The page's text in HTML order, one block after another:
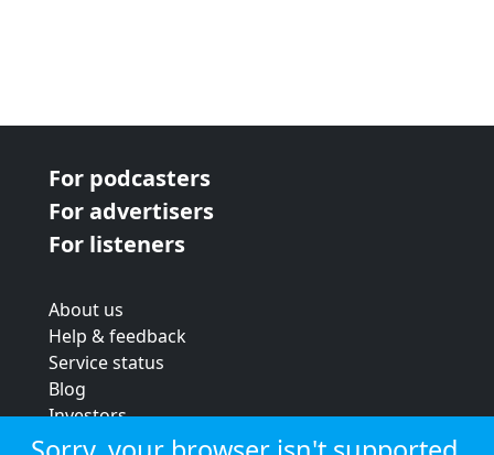
For podcasters
For advertisers
For listeners
About us
Help & feedback
Service status
Blog
Investors
Strategic review